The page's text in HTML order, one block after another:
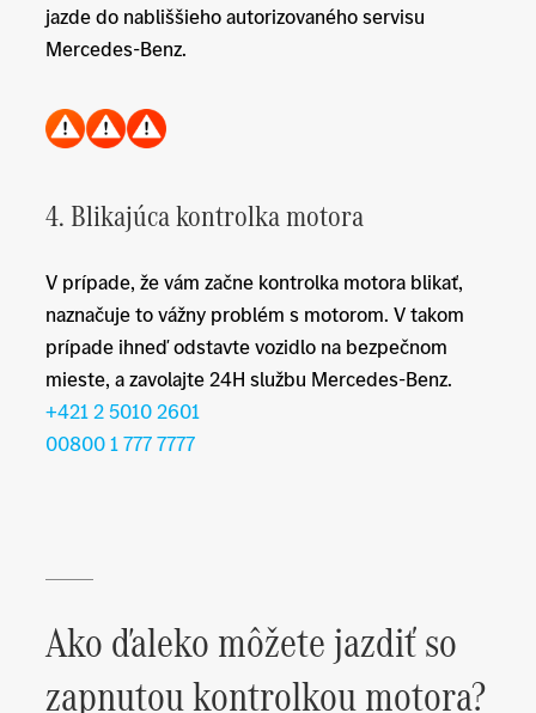
jazde do nabliššieho autorizovaného servisu
Mercedes-Benz.
4. Blikajúca kontrolka motora
V prípade, že vám začne kontrolka motora blikať,
naznačuje to vážny problém s motorom. V takom
prípade ihneď odstavte vozidlo na bezpečnom
mieste, a zavolajte 24H službu Mercedes-Benz.
+421 2 5010 2601
00800 1 777 7777
Ako ďaleko môžete jazdiť so
zapnutou kontrolkou motora?